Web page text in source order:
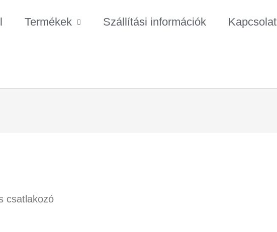
Termékek Szállítási információk Kapcsolat
csatlakozó